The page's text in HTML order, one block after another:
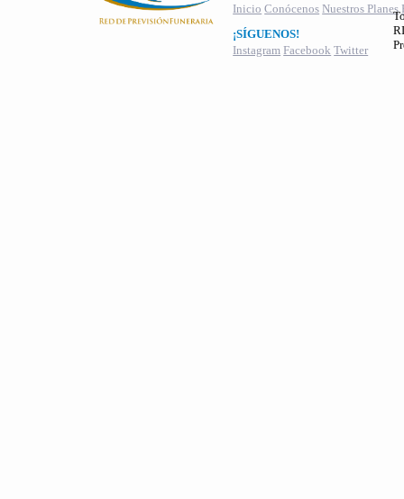
Inicio Conócenos Nuestros Planes
¡SÍGUENOS!
Instagram Facebook Twitter